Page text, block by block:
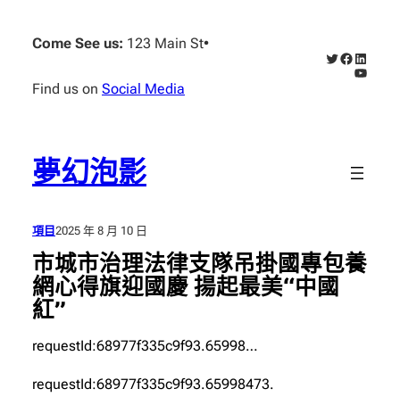
Come See us: 123 Main St•
Find us on Social Media
X Facebook
夢幻泡影
項目 2025 年 8 月 10 日
市城市治理法律支隊吊掛國專包養
網心得旗迎國慶 揚起最美“中國
紅”
requestId:68977f335c9f93.65998…
requestId:68977f335c9f93.65998473.